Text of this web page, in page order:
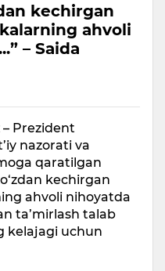
kechirgan
ahvoli
– Saida
Prezident
nazorati va
qaratilgan
kechirgan
ahvoli nihoyatda
ta’mirlash talab
kelajagi uchun